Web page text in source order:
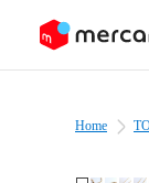
page content
Home